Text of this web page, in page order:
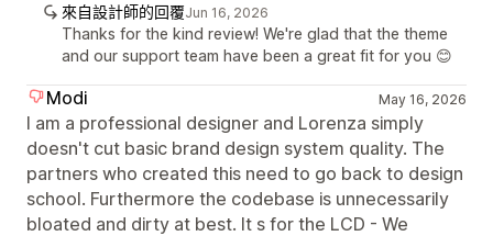
來自設計師的回覆Jun 16, 2026
Thanks for the kind review! We're glad that the theme
and our support team have been a great fit for you 😊
Modi May 16, 2026
I am a professional designer and Lorenza simply
doesn't cut basic brand design system quality. The
partners who created this need to go back to design
school. Furthermore the codebase is unnecessarily
bloated and dirty at best. It s for the LCD - We